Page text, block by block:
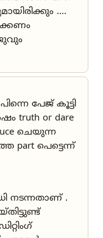
....
പേജ് കൂട്ടി
truth or dare
ചെയുന്ന
പെട്ടെന്ന്
നടന്നതാണ് .